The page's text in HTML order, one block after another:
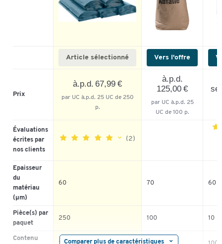
Comparer plus de caractéristiques
Article sélectionné Vers l'offre
Prix
à.p.d. 67,99 €
par UC à.p.d. 25 UC de 250
p.
à.p.d.
125,00 €
par UC à.p.d. 25
UC de 100 p.
Évaluations
écrites par
nos clients
(2)
Epaisseur
du
matériau
(µm)
60 70 60 |
Pièce(s) par
paquet
250 100 10
Contenu